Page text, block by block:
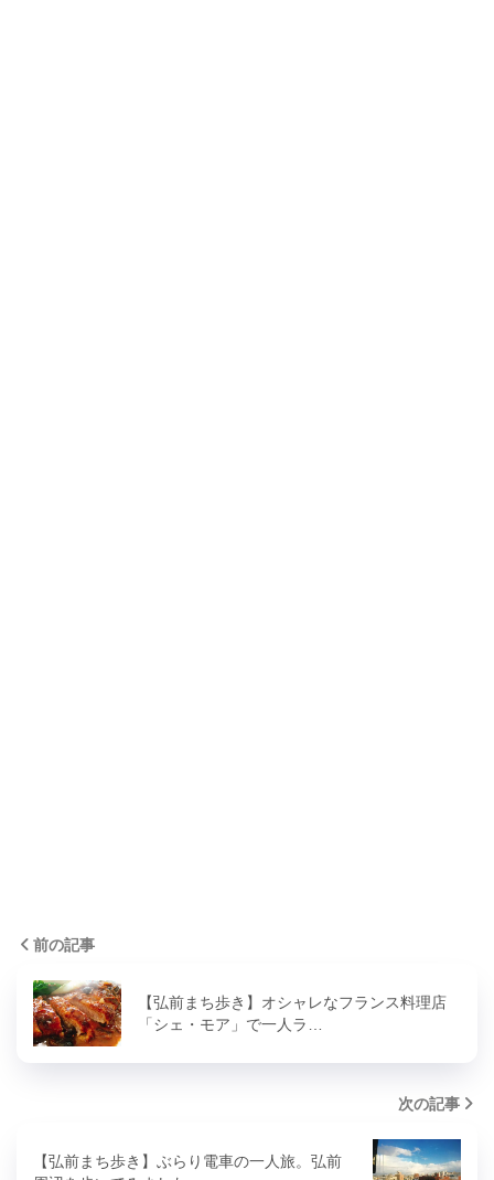
前の記事
【弘前まち歩き】オシャレなフランス料理店
「シェ・モア」で一人ラ…
次の記事
【弘前まち歩き】ぶらり電車の一人旅。弘前